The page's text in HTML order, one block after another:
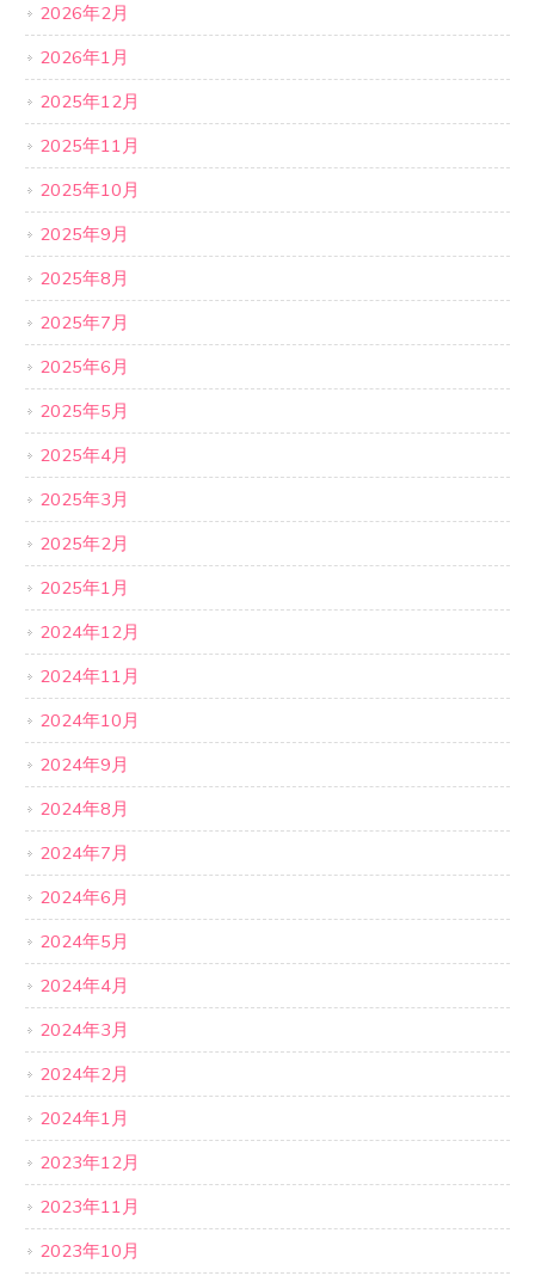
2026年2月
2026年1月
2025年12月
2025年11月
2025年10月
2025年9月
2025年8月
2025年7月
2025年6月
2025年5月
2025年4月
2025年3月
2025年2月
2025年1月
2024年12月
2024年11月
2024年10月
2024年9月
2024年8月
2024年7月
2024年6月
2024年5月
2024年4月
2024年3月
2024年2月
2024年1月
2023年12月
2023年11月
2023年10月